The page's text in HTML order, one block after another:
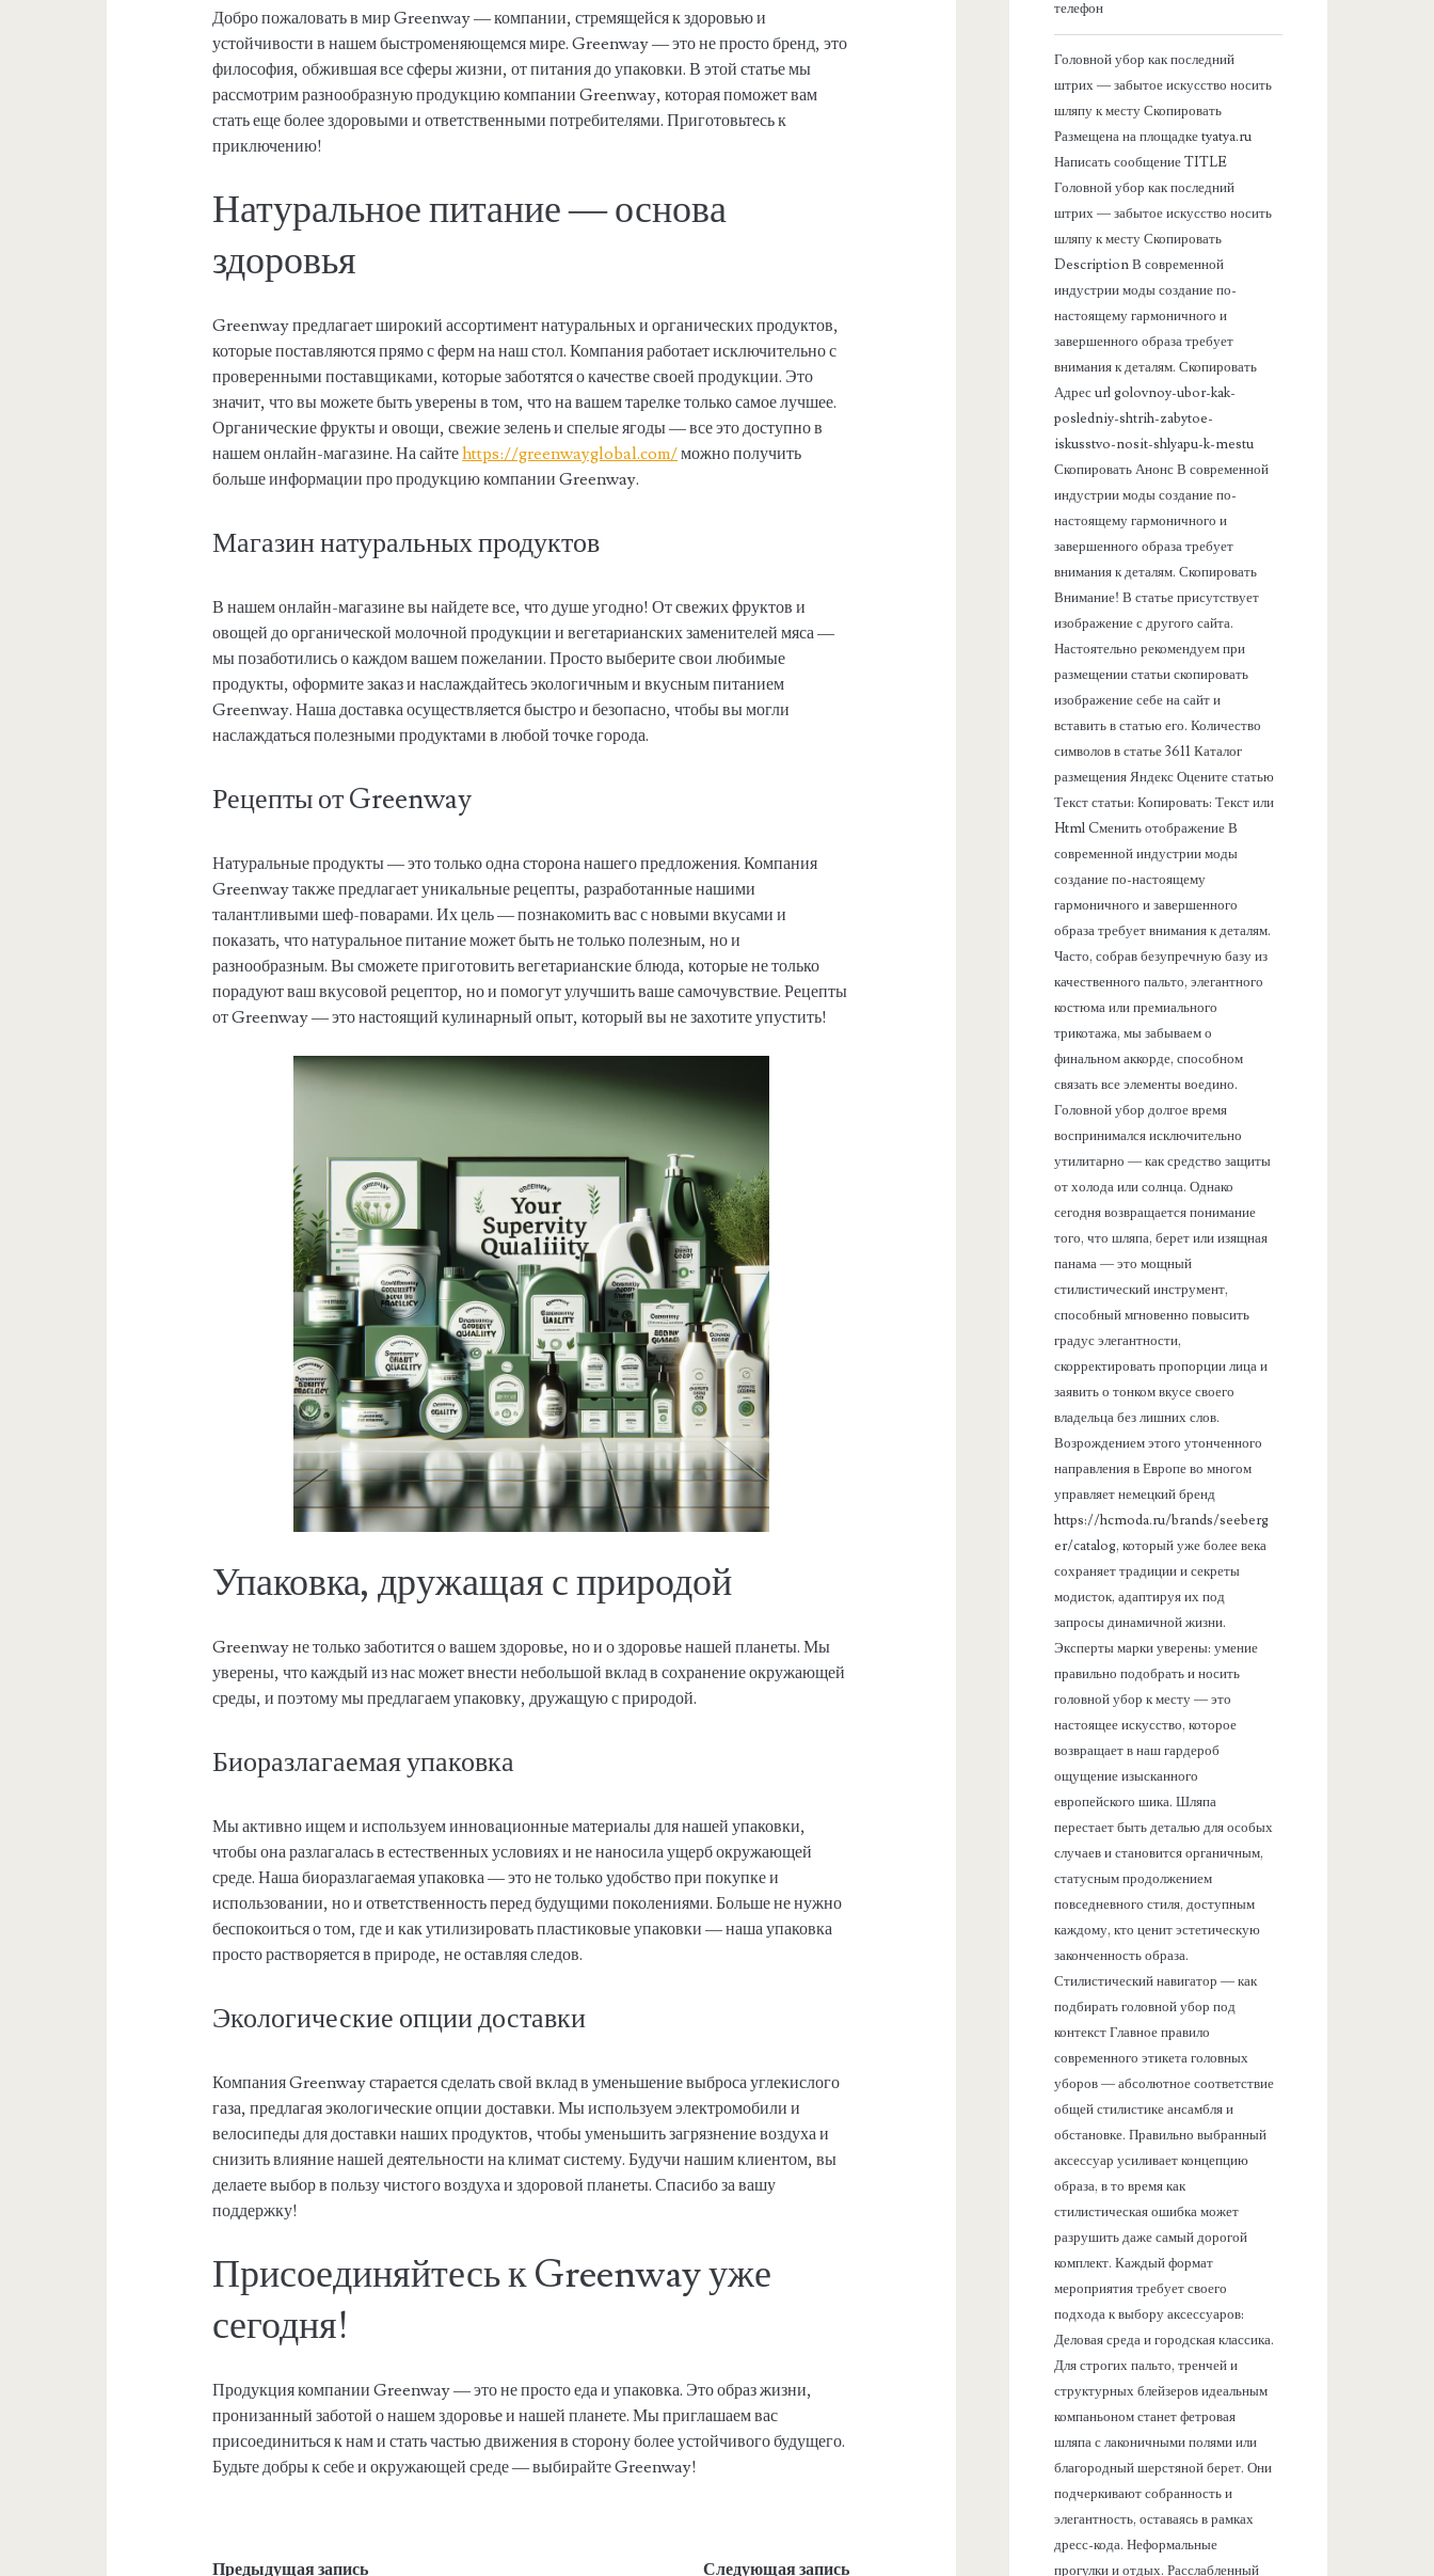
Добро пожаловать в мир Greenway — компании, стремящейся к здоровью и
устойчивости в нашем быстроменяющемся мире. Greenway — это не просто бренд, это
философия, обжившая все сферы жизни, от питания до упаковки. В этой статье мы
рассмотрим разнообразную продукцию компании Greenway, которая поможет вам
стать еще более здоровыми и ответственными потребителями. Приготовьтесь к
приключению!
Натуральное питание — основа
здоровья
Greenway предлагает широкий ассортимент натуральных и органических продуктов,
которые поставляются прямо с ферм на наш стол. Компания работает исключительно с
проверенными поставщиками, которые заботятся о качестве своей продукции. Это
значит, что вы можете быть уверены в том, что на вашем тарелке только самое лучшее.
Органические фрукты и овощи, свежие зелень и спелые ягоды — все это доступно в
нашем онлайн-магазине. На сайтеhttps://greenwayglobal.com/можно получить
больше информации про продукцию компании Greenway.
Магазин натуральных продуктов
В нашем онлайн-магазине вы найдете все, что душе угодно! От свежих фруктов и
овощей до органической молочной продукции и вегетарианских заменителей мяса —
мы позаботились о каждом вашем пожелании. Просто выберите свои любимые
продукты, оформите заказ и наслаждайтесь экологичным и вкусным питанием
Greenway. Наша доставка осуществляется быстро и безопасно, чтобы вы могли
наслаждаться полезными продуктами в любой точке города.
Рецепты от Greenway
Натуральные продукты — это только одна сторона нашего предложения. Компания
Greenway также предлагает уникальные рецепты, разработанные нашими
талантливыми шеф-поварами. Их цель — познакомить вас с новыми вкусами и
показать, что натуральное питание может быть не только полезным, но и
разнообразным. Вы сможете приготовить вегетарианские блюда, которые не только
порадуют ваш вкусовой рецептор, но и помогут улучшить ваше самочувствие. Рецепты
от Greenway — это настоящий кулинарный опыт, который вы не захотите упустить!
Упаковка, дружащая с природой
Greenway не только заботится о вашем здоровье, но и о здоровье нашей планеты. Мы
уверены, что каждый из нас может внести небольшой вклад в сохранение окружающей
среды, и поэтому мы предлагаем упаковку, дружащую с природой.
Биоразлагаемая упаковка
Мы активно ищем и используем инновационные материалы для нашей упаковки,
чтобы она разлагалась в естественных условиях и не наносила ущерб окружающей
среде. Наша биоразлагаемая упаковка — это не только удобство при покупке и
использовании, но и ответственность перед будущими поколениями. Больше не нужно
беспокоиться о том, где и как утилизировать пластиковые упаковки — наша упаковка
просто растворяется в природе, не оставляя следов.
Экологические опции доставки
Компания Greenway старается сделать свой вклад в уменьшение выброса углекислого
газа, предлагая экологические опции доставки. Мы используем электромобили и
велосипеды для доставки наших продуктов, чтобы уменьшить загрязнение воздуха и
снизить влияние нашей деятельности на климат систему. Будучи нашим клиентом, вы
делаете выбор в пользу чистого воздуха и здоровой планеты. Спасибо за вашу
поддержку!
Присоединяйтесь к Greenway уже
сегодня!
Продукция компании Greenway — это не просто еда и упаковка. Это образ жизни,
пронизанный заботой о нашем здоровье и нашей планете. Мы приглашаем вас
присоединиться к нам и стать частью движения в сторону более устойчивого будущего.
Будьте добры к себе и окружающей среде — выбирайте Greenway!
Предыдущая запись Следующая запись
телефон
Головной убор как последний
штрих — забытое искусство носить
шляпу к месту Скопировать
Размещена на площадке tyatya.ru
Написать сообщение TITLE
Головной убор как последний
штрих — забытое искусство носить
шляпу к месту Скопировать
Description В современной
индустрии моды создание по-
настоящему гармоничного и
завершенного образа требует
внимания к деталям. Скопировать
Адрес url golovnoy-ubor-kak-
posledniy-shtrih-zabytoe-
iskusstvo-nosit-shlyapu-k-mestu
Скопировать Анонс В современной
индустрии моды создание по-
настоящему гармоничного и
завершенного образа требует
внимания к деталям. Скопировать
Внимание! В статье присутствует
изображение с другого сайта.
Настоятельно рекомендуем при
размещении статьи скопировать
изображение себе на сайт и
вставить в статью его. Количество
символов в статье 3611 Каталог
размещения Яндекс Оцените статью
Текст статьи: Копировать: Текст или
Html Cменить отображение В
современной индустрии моды
создание по-настоящему
гармоничного и завершенного
образа требует внимания к деталям.
Часто, собрав безупречную базу из
качественного пальто, элегантного
костюма или премиального
трикотажа, мы забываем о
финальном аккорде, способном
связать все элементы воедино.
Головной убор долгое время
воспринимался исключительно
утилитарно — как средство защиты
от холода или солнца. Однако
сегодня возвращается понимание
того, что шляпа, берет или изящная
панама — это мощный
стилистический инструмент,
способный мгновенно повысить
градус элегантности,
скорректировать пропорции лица и
заявить о тонком вкусе своего
владельца без лишних слов.
Возрождением этого утонченного
направления в Европе во многом
управляет немецкий бренд
https://hcmoda.ru/brands/seeberg
er/catalog, который уже более века
сохраняет традиции и секреты
модисток, адаптируя их под
запросы динамичной жизни.
Эксперты марки уверены: умение
правильно подобрать и носить
головной убор к месту — это
настоящее искусство, которое
возвращает в наш гардероб
ощущение изысканного
европейского шика. Шляпа
перестает быть деталью для особых
случаев и становится органичным,
статусным продолжением
повседневного стиля, доступным
каждому, кто ценит эстетическую
законченность образа.
Стилистический навигатор — как
подбирать головной убор под
контекст Главное правило
современного этикета головных
уборов — абсолютное соответствие
общей стилистике ансамбля и
обстановке. Правильно выбранный
аксессуар усиливает концепцию
образа, в то время как
стилистическая ошибка может
разрушить даже самый дорогой
комплект. Каждый формат
мероприятия требует своего
подхода к выбору аксессуаров:
Деловая среда и городская классика.
Для строгих пальто, тренчей и
структурных блейзеров идеальным
компаньоном станет фетровая
шляпа с лаконичными полями или
благородный шерстяной берет. Они
подчеркивают собранность и
элегантность, оставаясь в рамках
дресс-кода. Неформальные
прогулки и отдых. Расслабленный